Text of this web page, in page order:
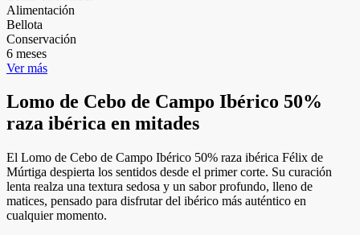
Alimentación
Bellota
Conservación
6 meses
Ver más
Lomo de Cebo de Campo Ibérico 50%
raza ibérica en mitades
El Lomo de Cebo de Campo Ibérico 50% raza ibérica Félix de
Múrtiga despierta los sentidos desde el primer corte. Su curación
lenta realza una textura sedosa y un sabor profundo, lleno de
matices, pensado para disfrutar del ibérico más auténtico en
cualquier momento.